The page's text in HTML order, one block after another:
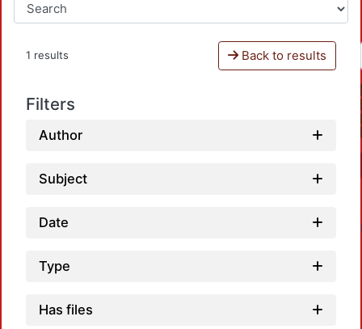
1 results Back to results
Filters
Author
Subject
Date
Type
Has files